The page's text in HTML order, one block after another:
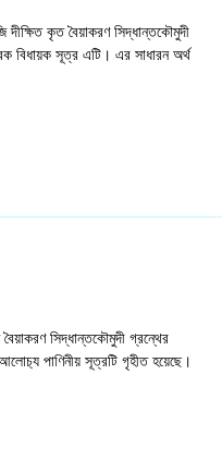
দীক্ষিত কৃত বৈয়াকরণ সিদ্ধান্তকৌমুদী
বিধায়ক সূত্র এটি। এর সাধারন অর্থ
সিদ্ধান্তকৌমুদী গ্রন্থের
পাণিনীয় সূত্রটি গৃহীত হয়েছে।